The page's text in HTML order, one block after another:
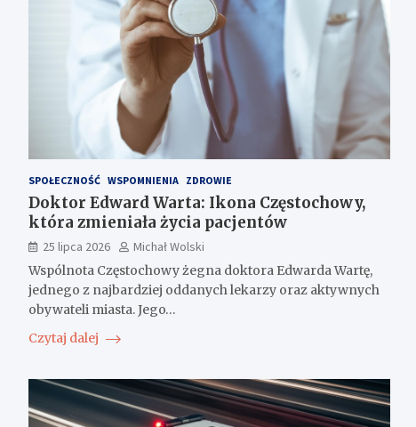
SPOŁECZNOŚĆ WSPOMNIENIA ZDROWIE
Doktor Edward Warta: Ikona Częstochowy,
która zmieniała życia pacjentów
25 lipca 2026
Michał Wolski
Wspólnota Częstochowy żegna doktora Edwarda Wartę,
jednego z najbardziej oddanych lekarzy oraz aktywnych
obywateli miasta. Jego…
Czytaj dalej